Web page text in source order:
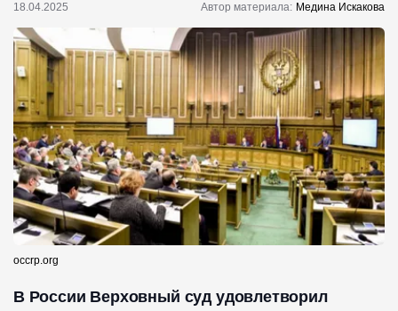
18.04.2025 Автор материала: Медина Искакова
occrp.org
В России Верховный суд удовлетворил